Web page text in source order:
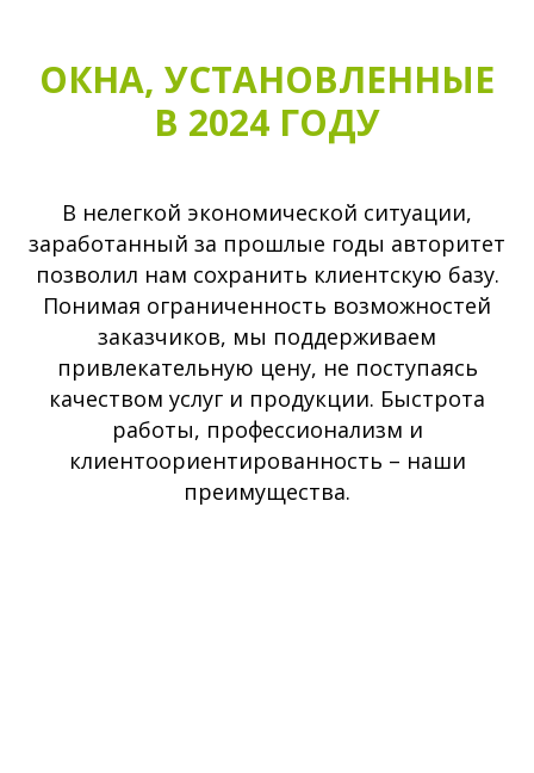
ОКНА, УСТАНОВЛЕННЫЕ
В 2024 ГОДУ
В нелегкой экономической ситуации,
заработанный за прошлые годы авторитет
позволил нам сохранить клиентскую базу.
Понимая ограниченность возможностей
заказчиков, мы поддерживаем
привлекательную цену, не поступаясь
качеством услуг и продукции. Быстрота
работы, профессионализм и
клиентоориентированность – наши
преимущества.